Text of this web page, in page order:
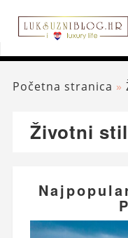
Početna stranica »
Životni stil